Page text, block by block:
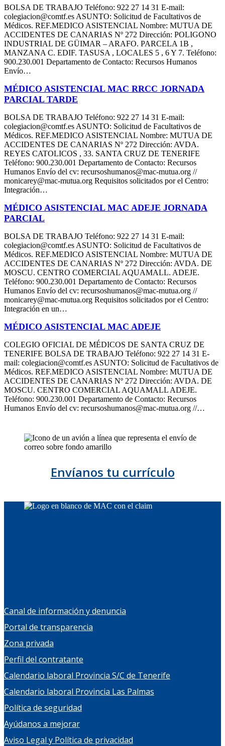
BOLSA DE TRABAJO Teléfono: 922 27 14 31 E-mail:
colegiacion@comtf.es ASUNTO: Solicitud de Facultativos de
Médicos. REF.MEDICO ASISTENCIAL Nombre: MUTUA DE
ACCIDENTES DE CANARIAS Nº 272 Dirección: POLIGONO
INDUSTRIAL DE GÜIMAR – ARAFO. PARCELA 1B ,
MANZANA C. EDIF. TASUSA , LOCALES 5 , 6 Y 7. Teléfono:
900.230.001 Departamento de Contacto: Recursos Humanos
Envío…
MÉDICO ASISTENCIAL MAC RRCC JORNADA
PARCIAL TARDE
BOLSA DE TRABAJO Teléfono: 922 27 14 31 E-mail:
colegiacion@comtf.es ASUNTO: Solicitud de Facultativos de
Médicos. REF.MEDICO ASISTENCIAL Nombre: MUTUA DE
ACCIDENTES DE CANARIAS Nº 272 Dirección: AVDA.
REYES CATOLICOS , 33. SANTA CRUZ DE TENERIFE
Teléfono: 900.230.001 Departamento de Contacto: Recursos
Humanos Envío del cv: recursoshumanos@mac-mutua.org //
monicarey@mac-mutua.org Requisitos solicitados por el Centro:
Integración…
MÉDICO ASISTENCIAL MAC ADEJE JORNADA
PARCIAL
BOLSA DE TRABAJO Teléfono: 922 27 14 31 E-mail:
colegiacion@comtf.es ASUNTO: Solicitud de Facultativos de
Médicos. REF.MEDICO ASISTENCIAL Nombre: MUTUA DE
ACCIDENTES DE CANARIAS Nº 272 Dirección: AVDA. DE
MOSCU. CENTRO COMERCIAL AQUAMALL. ADEJE.
Teléfono: 900.230.001 Departamento de Contacto: Recursos
Humanos Envío del cv: recursoshumanos@mac-mutua.org //
monicarey@mac-mutua.org Requisitos solicitados por el Centro:
Integración en un…
MÉDICO ASISTENCIAL MAC ADEJE
COLEGIO OFICIAL DE MÉDICOS DE SANTA CRUZ DE
TENERIFE BOLSA DE TRABAJO Teléfono: 922 27 14 31 E-
mail: colegiacion@comtf.es ASUNTO: Solicitud de Facultativos de
Médicos. REF.MEDICO ASISTENCIAL Nombre: MUTUA DE
ACCIDENTES DE CANARIAS Nº 272 Dirección: AVDA. DE
MOSCU. CENTRO COMERCIAL AQUAMALL ADEJE.
Teléfono: 900.230.001 Departamento de Contacto: Recursos
Humanos Envío del cv: recursoshumanos@mac-mutua.org //…
Envíanos tu currículo
Canal de información y denuncia
Portal de transparencia
Zona privada
Perfil del contratante
Calendario laboral Provincia S/C de Tenerife
Calendario laboral Provincia Las Palmas
Política de seguridad
Ayúdanos a mejorar
Aviso Legal y Política de privacidad